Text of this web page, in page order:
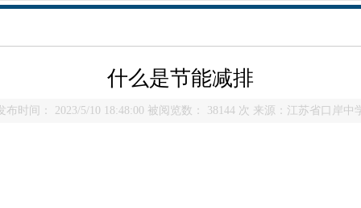
什么是节能减排
布时间： 2023/5/10 18:48:00 被阅览数： 38144 次 来源：江苏省口岸中